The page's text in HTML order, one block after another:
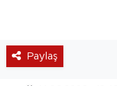
Paylaş